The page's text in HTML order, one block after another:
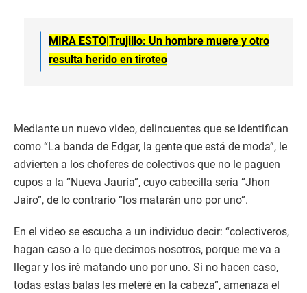
MIRA ESTO|Trujillo: Un hombre muere y otro
resulta herido en tiroteo
Mediante un nuevo video, delincuentes que se identifican
como “La banda de Edgar, la gente que está de moda”, le
advierten a los choferes de colectivos que no le paguen
cupos a la “Nueva Jauría”, cuyo cabecilla sería “Jhon
Jairo”, de lo contrario “los matarán uno por uno”.
En el video se escucha a un individuo decir: “colectiveros,
hagan caso a lo que decimos nosotros, porque me va a
llegar y los iré matando uno por uno. Si no hacen caso,
todas estas balas les meteré en la cabeza”, amenaza el